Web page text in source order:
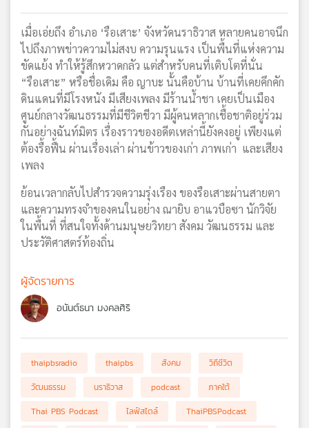
วิทยุ
เครือ
ข่าย
เมื่อเอ่ยถึง อำเภอ ‘รือเสาะ’ จังหวัดนราธิวาส หลายคนอาจนึก
ไปถึงภาพข่าวความไม่สงบ ความรุนแรง เป็นพื้นที่แห่งความ
ขัดแย้ง ทำให้รู้สึกหวาดกลัว แต่สำหรับคนที่เติบโตที่นั่น
“รือเสาะ” หรือชื่อเดิม คือ ญาบะ นั้นคือบ้าน บ้านที่เคยคึกคัก
ดินแดนที่มีโรงหนัง มีเสียงเพลง มีร้านน้ำชา เคยเป็นเมือง
ศูนย์กลางวัฒนธรรมที่มีชีวิตชีวา มีผู้คนหลากเชื้อชาติอยู่ร่วม
กันอย่างฉันท์มิตร เรื่องราวของอดีตเหล่านี้ยังคงอยู่ เพียงแต่
ต้องรื้อฟื้น ผ่านเรื่องเล่า ผ่านข้าวของเก่า ภาพเก่า และเสียง
เพลง
ย้อนเวลากลับไปสำรวจความรุ่งเรือง ของรือเสาะผ่านสายตา
และความทรงจำของคนในอย่าง ณายิบ อาแวบือซา นักวิจัย
ในพื้นที่ ที่สนใจทั้งด้านมนุษยวิทยา สังคม วัฒนธรรม และ
ประวัติศาสตร์ท้องถิ่น
ผู้จัดรายการ
อนันต์ธนา มงคลศิริ
thaipbsradio thaipbs สังคม
วิถีชีวิต
วัฒนธรรม
นราธิวาส podcast
ภาคใต้
Thai PBS Podcast
ไลฟ์สไตล์
ThaiPBSPodcast